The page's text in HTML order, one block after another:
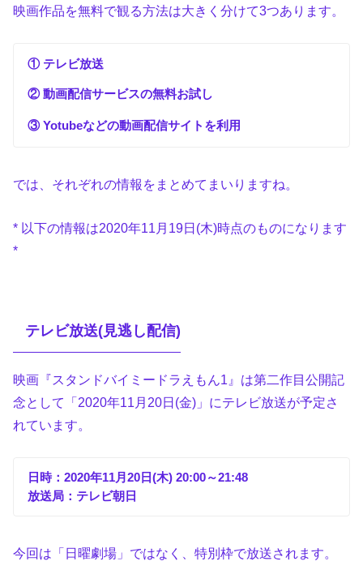
映画作品を無料で観る方法は大きく分けて3つあります。
① テレビ放送
② 動画配信サービスの無料お試し
③ Yotubeなどの動画配信サイトを利用
では、それぞれの情報をまとめてまいりますね。
* 以下の情報は2020年11月19日(木)時点のものになります
*
テレビ放送(見逃し配信)
映画『スタンドバイミードラえもん1』は第二作目公開記
念として「2020年11月20日(金)」にテレビ放送が予定さ
れています。
日時：2020年11月20日(木) 20:00～21:48
放送局：テレビ朝日
今回は「日曜劇場」ではなく、特別枠で放送されます。